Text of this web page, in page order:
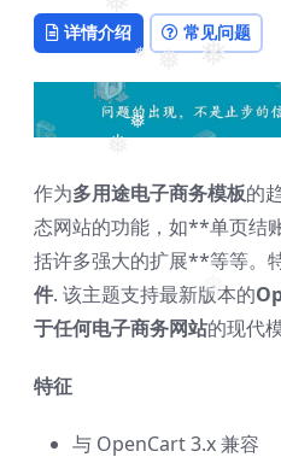
❅
❅
❅ ❅
❅
❅
详情介绍 常见问题
作为多用途电子商务模板的
态网站的功能，如**单页结
括许多强大的扩展**等等。
件. 该主题支持最新版本的
于任何电子商务网站的现代
特征
与 OpenCart 3.x 兼容